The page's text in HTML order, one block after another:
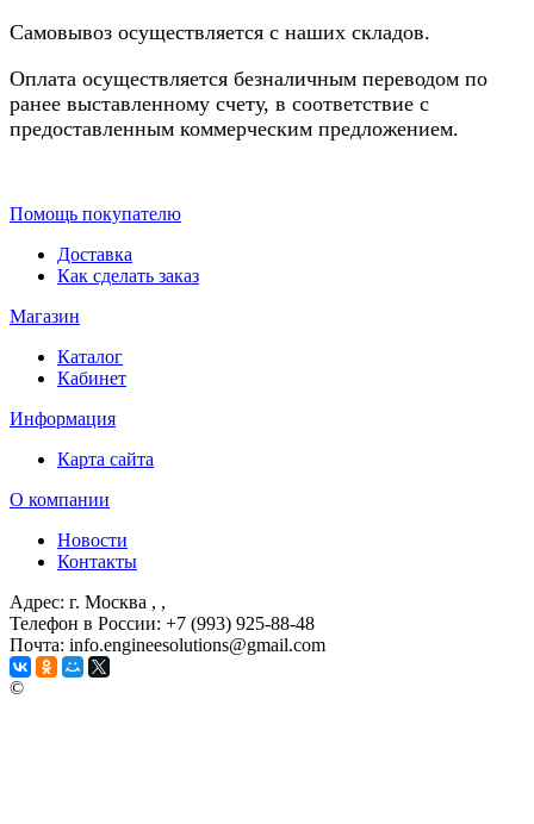
Самовывоз осуществляется с наших складов.
Оплата осуществляется безналичным переводом по
ранее выставленному счету, в соответствие с
предоставленным коммерческим предложением.
Помощь покупателю
Доставка
Как сделать заказ
Магазин
Каталог
Кабинет
Информация
Карта сайта
О компании
Новости
Контакты
Адрес: г. Москва , ,
Телефон в России: +7 (993) 925-88-48
Почта: info.engineesolutions@gmail.com
©